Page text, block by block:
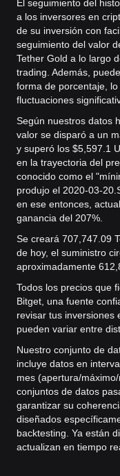
El seguimiento del
a los inversores en
de su inversión con
seguimiento del valor
Tether Gold a lo largo
trading. Además,
forma de porcentaje,
fluctuaciones
Según nuestros datos
valor se disparó a un
y superó los $5,597.1
en la trayectoria del
conocido como el
produjo el 2020-03-20.
en ese entonces,
ganancia del 207%.
Se creará 707,747.09
de hoy, el suministro
aproximadamente
Todos los precios que
Bitget, una fuente
revisar tus inversiones
pueden variar entre
Nuestro conjunto de
incluye datos en
mes (apertura/
conjuntos de datos
garantizar su
diseñados
backtesting. Ya están
actualizan en tiempo